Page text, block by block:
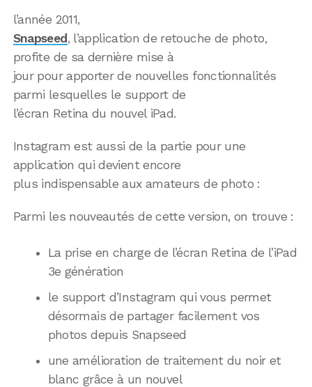
l’année 2011,
Snapseed, l’application de retouche de photo,
profite de sa dernière mise à
jour pour apporter de nouvelles fonctionnalités
parmi lesquelles le support de
l’écran Retina du nouvel iPad.
Instagram est aussi de la partie pour une
application qui devient encore
plus indispensable aux amateurs de photo :
Parmi les nouveautés de cette version, on trouve :
La prise en charge de l’écran Retina de l’iPad
3e génération
le support d’Instagram qui vous permet
désormais de partager facilement vos
photos depuis Snapseed
une amélioration de traitement du noir et
blanc grâce à un nouvel